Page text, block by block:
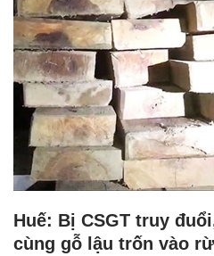
Huế: Bị CSGT truy
cùng gỗ lậu trốn vào